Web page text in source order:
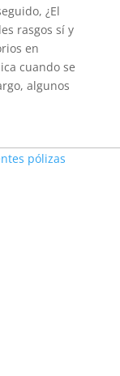
¿El
rasgos sí y
en
cuando se
algunos